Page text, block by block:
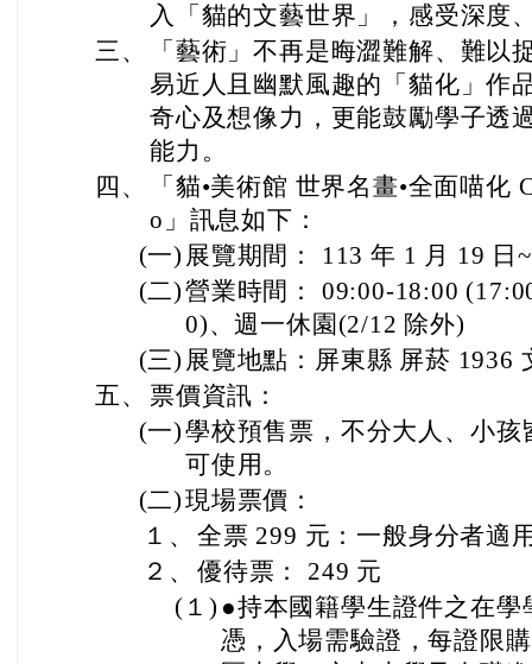
入「貓的文藝世界」，感受深度
三、
「藝術」不再是晦澀難解、難以
易近人且幽默風趣的「貓化」作
奇心及想像力，更能鼓勵學子透
能力。
四、
「貓•美術館 世界名畫•全面喵化
o」訊息如下：
(一) 展覽期間： 113 年 1 月 19 日
(二)營業時間： 09:00-18:00
0)、週一休園(2/12 除外)
(三) 展覽地點：屏東縣 屏菸 1936
五、
票價資訊：
(一)學校預售票，不分大人、小
可使用。
(二)現場票價：
１、 全票 299 元：一般身分者適
２、 優待票： 249 元
(１) ●持本國籍學生證件之在
憑，入場需驗證，每證限